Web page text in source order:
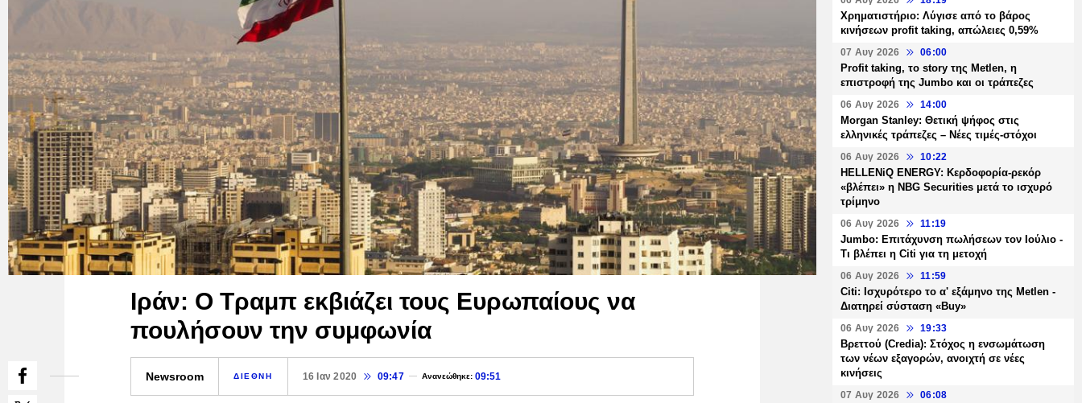
Ιράν: Ο Τραμπ εκβιάζει τους Ευρωπαίους να
πουλήσουν την συμφωνία
Newsroom ΔΙΕΘΝΗ 16 Ιαν 2020 09:47 Ανανεώθηκε:09:51
Χρηματιστήριο: Λύγισε από το βάρος
κινήσεων profit taking, απώλειες 0,59%
07 Αυγ 2026 06:00
Profit taking, το story της Metlen, η
επιστροφή της Jumbo και οι τράπεζες
06 Αυγ 2026 14:00
Morgan Stanley: Θετική ψήφος στις
ελληνικές τράπεζες – Νέες τιμές-στόχοι
06 Αυγ 2026 10:22
HELLENiQ ENERGY: Κερδοφορία-ρεκόρ
«βλέπει» η NBG Securities μετά το ισχυρό
τρίμηνο
06 Αυγ 2026 11:19
Jumbo: Επιτάχυνση πωλήσεων τον Ιούλιο -
Τι βλέπει η Citi για τη μετοχή
06 Αυγ 2026 11:59
Citi: Ισχυρότερο το α' εξάμηνο της Metlen -
Διατηρεί σύσταση «Buy»
06 Αυγ 2026 19:33
Βρεττού (Credia): Στόχος η ενσωμάτωση
των νέων εξαγορών, ανοιχτή σε νέες
κινήσεις
07 Αυγ 2026 06:08